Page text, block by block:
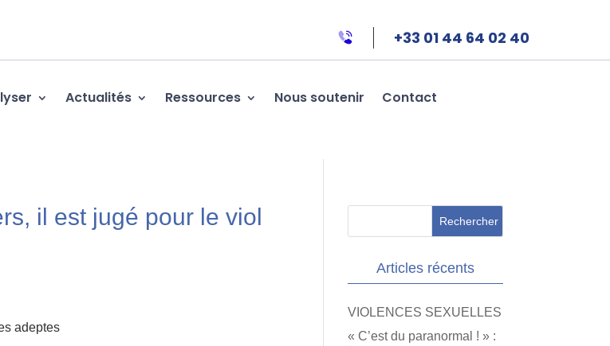
+33 01 44 64 02 40
Actualités Ressources Nous soutenir Contact
il est jugé pour le viol
adeptes
Articles récents
VIOLENCES SEXUELLES
« C’est du paranormal ! » :